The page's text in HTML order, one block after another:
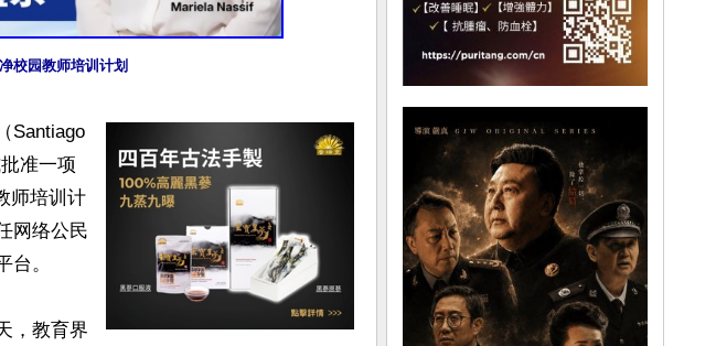
校园教师培训计划
Santiago
准一项
师培训计
网络公民
。
，教育界